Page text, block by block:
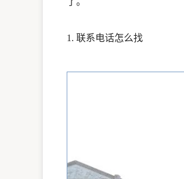
1. 联系电话怎么找